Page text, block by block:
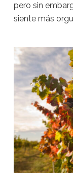
pero sin
siente más